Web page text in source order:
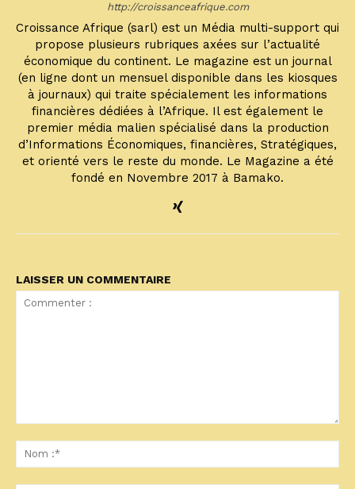
http://croissanceafrique.com
Croissance Afrique (sarl) est un Média multi-support qui
propose plusieurs rubriques axées sur l’actualité
économique du continent. Le magazine est un journal
(en ligne dont un mensuel disponible dans les kiosques
à journaux) qui traite spécialement les informations
financières dédiées à l’Afrique. Il est également le
premier média malien spécialisé dans la production
d’Informations Économiques, financières, Stratégiques,
et orienté vers le reste du monde. Le Magazine a été
fondé en Novembre 2017 à Bamako.
LAISSER UN COMMENTAIRE
:*